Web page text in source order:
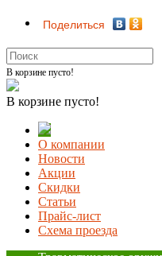
Поделиться
В корзине пусто!
В корзине пусто!
О компании
Новости
Акции
Скидки
Статьи
Прайс-лист
Схема проезда